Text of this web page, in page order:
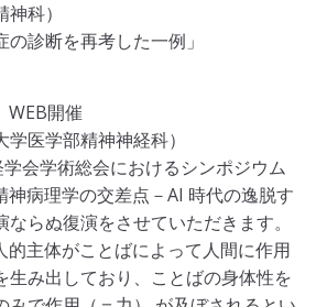
, 169-198, 1986.
アンチコスモス.「コスモスとアン
裂病をめぐる三角測量（徹底討
109, 1991.
Petrovich－心理活動の客観的研
築いた人びと」（上巻）, ワールド
1994.
鹿島晴雄：統合失調症の前駆状態の
形成機構－．精神科治療学 24(8）:
科）
診断を再考した一例」
WEB開催
医学部精神神経科）
会学術総会におけるシンポジウム
神病理学の交差点－AI 時代の逸脱す
らぬ復演をさせていただきます。
的主体がことばによって人間に作用
生み出しており、ことばの身体性を